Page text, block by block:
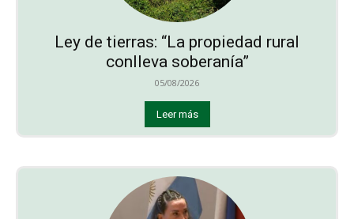
Ley de tierras: “La propiedad rural
conlleva soberanía”
05/08/2026
Leer más